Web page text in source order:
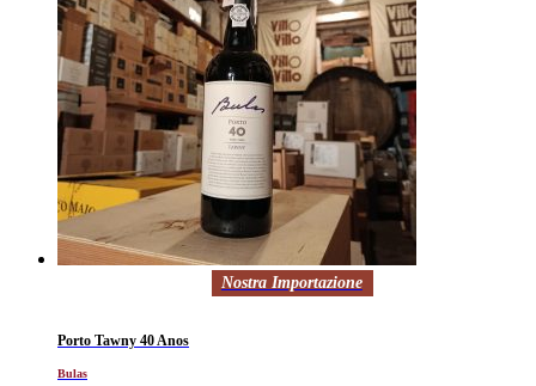
Nostra Importazione
Porto Tawny 40 Anos
Bulas